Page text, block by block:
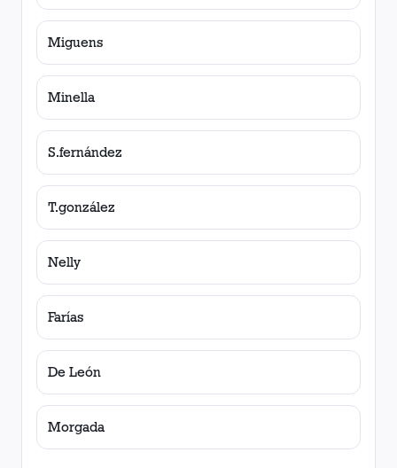
Miguens
Minella
S.fernández
T.gonzález
Nelly
Farías
De León
Morgada